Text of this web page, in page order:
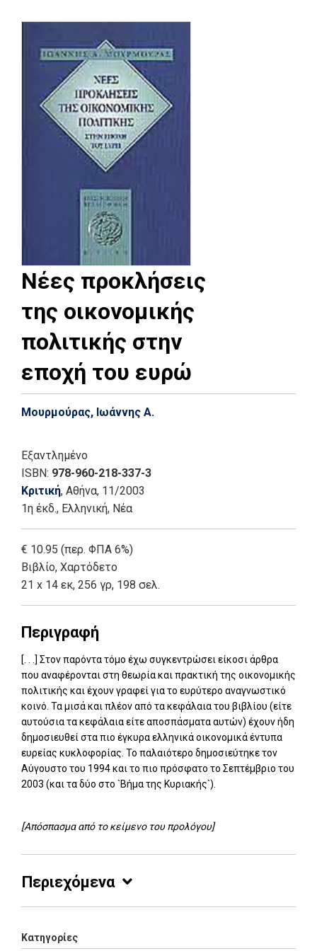
Νέες προκλήσεις
της οικονομικής
πολιτικής στην
εποχή του ευρώ
Μουρμούρας, Ιωάννης Α.
Εξαντλημένο
ISBN: 978-960-218-337-3
Κριτική, Αθήνα, 11/2003
1η έκδ., Ελληνική, Νέα
€ 10.95 (περ. ΦΠΑ 6%)
Βιβλίο, Χαρτόδετο
21 x 14 εκ, 256 γρ, 198 σελ.
Περιγραφή
[. . .] Στον παρόντα τόμο έχω συγκεντρώσει είκοσι άρθρα
που αναφέρονται στη θεωρία και πρακτική της οικονομικής
πολιτικής και έχουν γραφεί για το ευρύτερο αναγνωστικό
κοινό. Τα μισά και πλέον από τα κεφάλαια του βιβλίου (είτε
αυτούσια τα κεφάλαια είτε αποσπάσματα αυτών) έχουν ήδη
δημοσιευθεί στα πιο έγκυρα ελληνικά οικονομικά έντυπα
ευρείας κυκλοφορίας. Το παλαιότερο δημοσιεύτηκε τον
Αύγουστο του 1994 και το πιο πρόσφατο το Σεπτέμβριο του
2003 (και τα δύο στο `Βήμα της Κυριακής`).
[Απόσπασμα από το κείμενο του προλόγου]
Περιεχόμενα
Κατηγορίες